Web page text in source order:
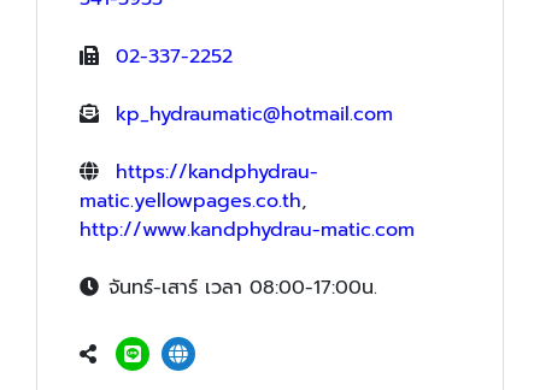
02-337-2252
kp_hydraumatic@hotmail.com
https://kandphydrau-
matic.yellowpages.co.th,
http://www.kandphydrau-matic.com
จันทร์-เสาร์ เวลา 08:00-17:00น.